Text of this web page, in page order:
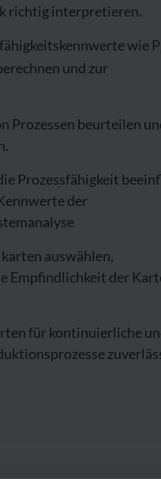
richtig interpretieren.
wie P
und zur
Prozessen beurteilen
Prozessfähigkeit
der
auswählen,
Empfindlichkeit der
für kontinuierliche